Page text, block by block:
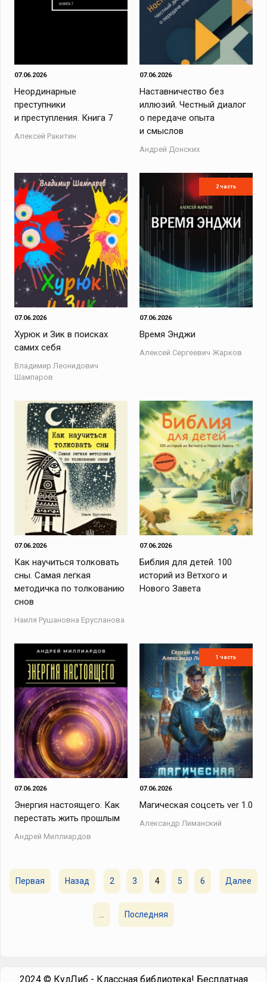
07.06.2026
Неординарные
преступники
и преступления. Книга 7
Алексей Ракитин
07.06.2026
Наставничество без
иллюзий. Честный диалог
о передаче опыта
и смыслов
Андрей Донских
07.06.2026
Хурюк и Зик в поисках
самих себя
Владимир Леонидович
Шампаров
2 часть
07.06.2026
Время Энджи
Алексей Сергеевич Жарков
07.06.2026
Как научиться толковать
сны. Самая легкая
методичка по толкованию
снов
Наиля Рушановна Ерусланова
07.06.2026
Библия для детей. 100
историй из Ветхого и
Нового Завета
07.06.2026
Энергия настоящего. Как
перестать жить прошлым
Андрей Миллиардов
1 часть
07.06.2026
Магическая соцсеть ver 1.0
Александр Лиманский
Первая Назад 2 3 4 5 6 Далее
Последняя
2024 © КулЛиб - Классная библиотека! Бесплатная